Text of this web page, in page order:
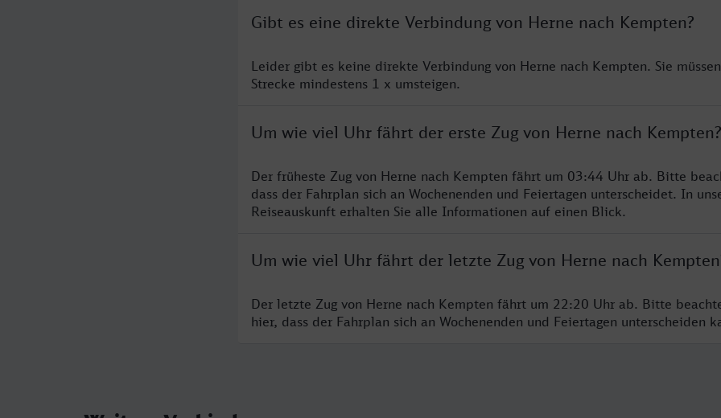
Gibt es eine direkte Verbindung von Herne nach Kempten?
Leider gibt es keine direkte Verbindung von Herne nach Kempten. Sie
Strecke mindestens 1 x umsteigen.
Um wie viel Uhr fährt der erste Zug von Herne nach Kempten?
Der früheste Zug von Herne nach Kempten fährt um 03:44 Uhr ab. Bitte
dass der Fahrplan sich an Wochenenden und Feiertagen unterscheidet. In
Reiseauskunft erhalten Sie alle Informationen auf einen Blick.
Um wie viel Uhr fährt der letzte Zug von Herne nach
Der letzte Zug von Herne nach Kempten fährt um 22:20 Uhr ab. Bitte
hier, dass der Fahrplan sich an Wochenenden und Feiertagen unterscheiden